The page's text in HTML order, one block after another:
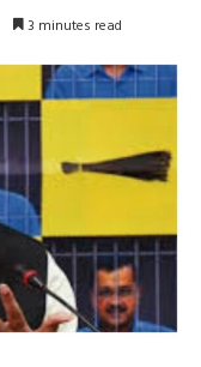
3 minutes read